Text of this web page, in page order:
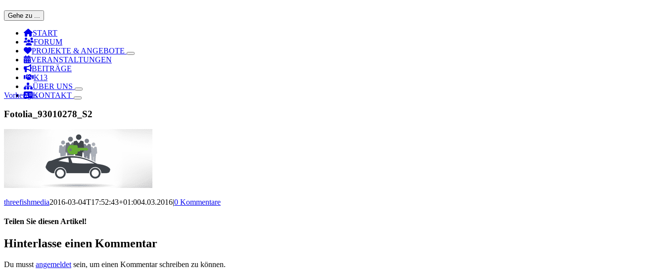
Gehe zu ...
START
FORUM
PROJEKTE & ANGEBOTE
VERANSTALTUNGEN
BEITRÄGE
K13
ÜBER UNS
KONTAKT
Vorheriges
Fotolia_93010278_S2
threefishmedia2016-03-04T17:52:43+01:004.03.2016|0 Kommentare
Teilen Sie diesen Artikel!
Facebook
X
Reddit
LinkedIn
WhatsApp
Telegram
Tumblr
Pinterest
Vk
Xing
Email
Hinterlasse einen Kommentar
Du musst angemeldet sein, um einen Kommentar schreiben zu können.